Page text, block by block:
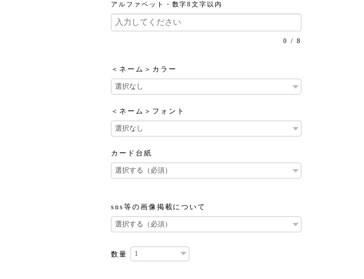
アルファベット・数字8文字以内
0 / 8
＜ネーム＞カラー
＜ネーム＞フォント
カード台紙
sns等の画像掲載について
数量